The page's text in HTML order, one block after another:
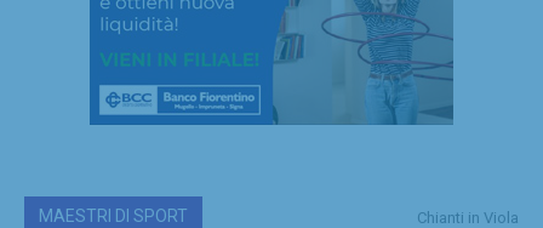
MAESTRI DI SPORT Chianti in Viola